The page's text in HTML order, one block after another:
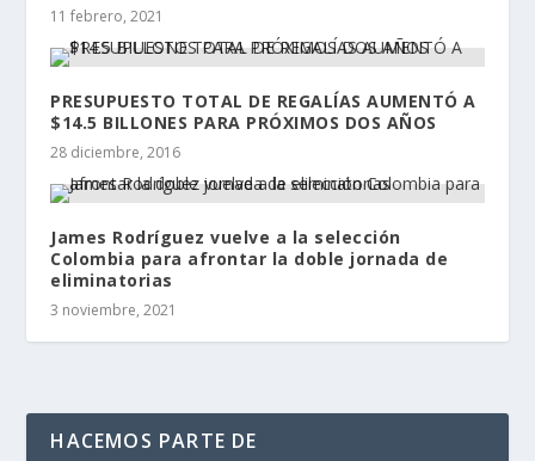
11 febrero, 2021
PRESUPUESTO TOTAL DE REGALÍAS AUMENTÓ A
$14.5 BILLONES PARA PRÓXIMOS DOS AÑOS
28 diciembre, 2016
James Rodríguez vuelve a la selección
Colombia para afrontar la doble jornada de
eliminatorias
3 noviembre, 2021
HACEMOS PARTE DE